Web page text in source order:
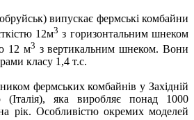
випускає фермські комбайни
12м3 з горизонтальним шнеком
12 м3 з вертикальним шнеком. Вони
класу 1,4 т.с.
фермських комбайнів у Західній
яка виробляє понад 1000
рік. Особливістю окремих моделей